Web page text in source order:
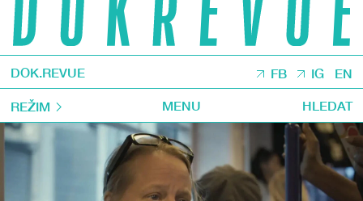
DOK.REVUE FB IG EN
REŽIM MENU HLEDAT